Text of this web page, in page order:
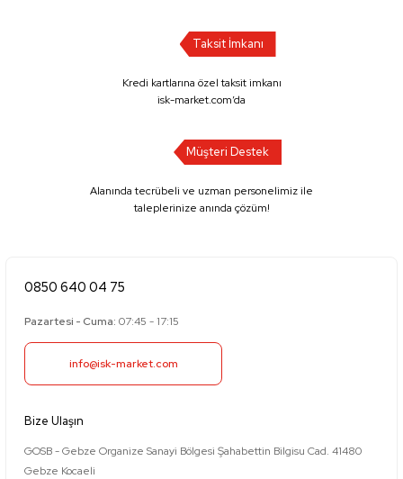
Taksit İmkanı
Kredi kartlarına özel taksit imkanı
isk-market.com’da
Müşteri Destek
Alanında tecrübeli ve uzman personelimiz ile
taleplerinize anında çözüm!
0850 640 04 75
Pazartesi - Cuma: 07:45 - 17:15
info@isk-market.com
Bize Ulaşın
GOSB - Gebze Organize Sanayi Bölgesi Şahabettin Bilgisu Cad. 41480
Gebze Kocaeli